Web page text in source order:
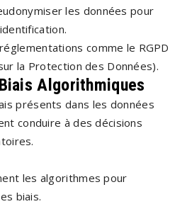
les données pour
comme le RGPD
la Protection des Données).
Algorithmiques
présents dans les données
conduire à des décisions
les algorithmes pour
biais.